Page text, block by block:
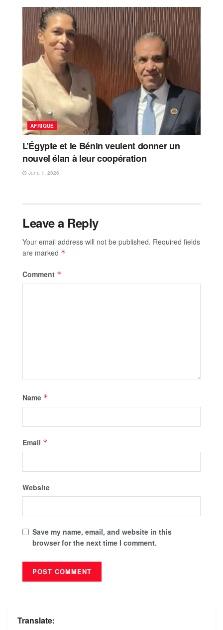
AFRIQUE
L’Égypte et le Bénin veulent donner un
nouvel élan à leur coopération
June 1, 2026
Leave a Reply
Your email address will not be published. Required fields
are marked *
Comment *
Name *
Email *
Website
Save my name, email, and website in this
browser for the next time I comment.
Translate: